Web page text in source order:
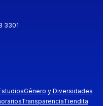
3301
Género y Diversidades
TransparenciaTiendita